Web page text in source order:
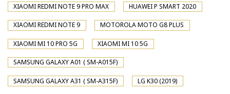
XIAOMI REDMI NOTE 9 PRO MAX HUAWEI P SMART 2020
XIAOMI REDMI NOTE 9 MOTOROLA MOTO G8 PLUS
XIAOMI MI 10 PRO 5G XIAOMI MI 10 5G
SAMSUNG GALAXY A01 ( SM-A015F)
SAMSUNG GALAXY A31 ( SM-A315F) LG K30 (2019)